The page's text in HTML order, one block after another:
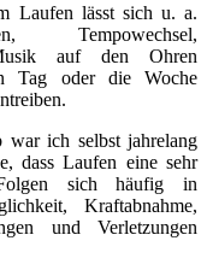
Laufen lässt sich u. a.
Tempowechsel,
auf den Ohren
Tag oder die Woche
war ich selbst jahrelang
dass Laufen eine sehr
sich häufig in
Kraftabnahme,
und Verletzungen